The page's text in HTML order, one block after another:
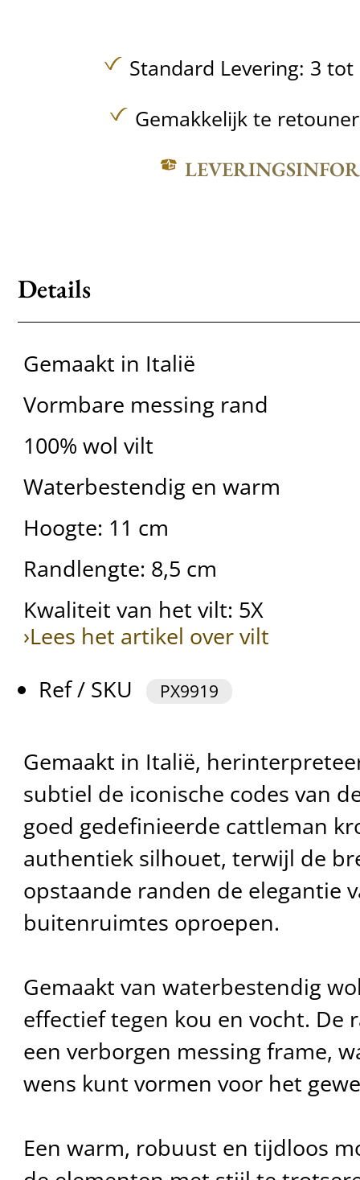
Standard Levering: 3
Gemakkelijk te
Details
Gemaakt in Italië
Vormbare messing rand
100% wol vilt
Waterbestendig en warm
Hoogte: 11 cm
Randlengte: 8,5 cm
Kwaliteit van het vilt: 5X
›Lees het artikel over vilt
Ref / SKU
PX9919
Gemaakt in Italië,
subtiel de iconische codes van
goed gedefinieerde cattleman
authentiek silhouet, terwijl de
opstaande randen de elegantie
buitenruimtes oproepen.
Gemaakt van waterbestendig
effectief tegen kou en vocht. De
een verborgen messing frame,
wens kunt vormen voor het
Een warm, robuust en tijdloos